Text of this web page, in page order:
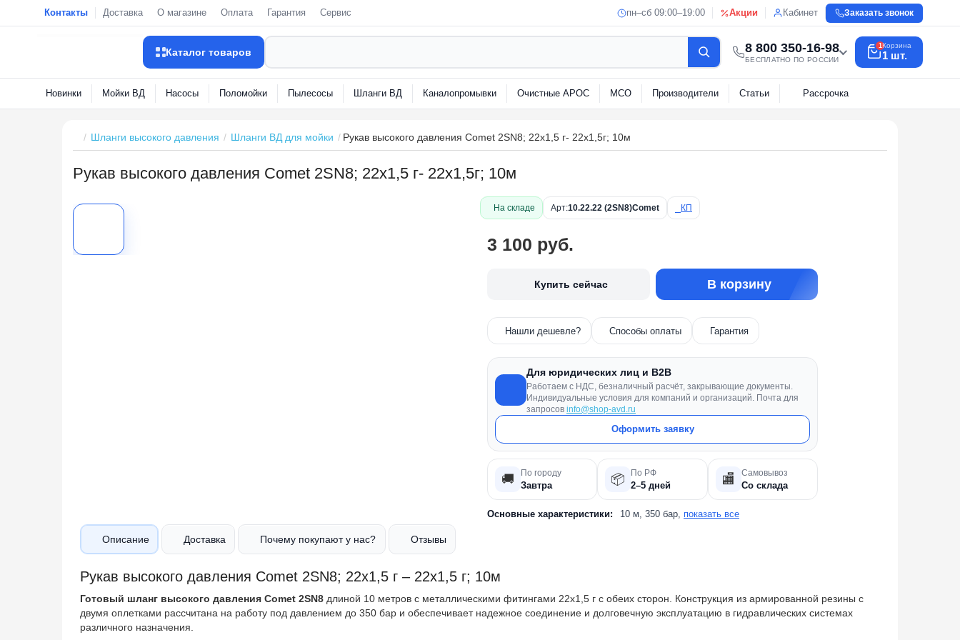
Контакты Доставка О магазине Оплата Гарантия Сервис пн–сб 09:00–19:00 Акции Кабинет Заказать звонок
Каталог товаров 8 800 350-16-98
БЕСПЛАТНО ПО РОССИИ
1 Корзина
1 шт.
Новинки Мойки ВД Насосы Поломойки Пылесосы Шланги ВД Каналопромывки Очистные АРОС МСО Производители Статьи Рассрочка
Шланги высокого давления Шланги ВД для мойки Рукав высокого давления Comet 2SN8; 22х1,5 г- 22х1,5г; 10м
Рукав высокого давления Comet 2SN8; 22х1,5 г- 22х1,5г; 10м
На складе Арт:10.22.22 (2SN8)Comet
3 100 руб.
Купить сейчас В корзину
Нашли дешевле? Способы оплаты Гарантия
Для юридических лиц и B2B
Работаем с НДС, безналичный расчёт, закрывающие документы.
Индивидуальные условия для компаний и организаций. Почта для
запросовinfo@shop-avd.ru
Оформить заявку
🚚 По городу
Завтра 📦 По РФ
2–5 дней 🏬 Самовывоз
Со склада
Основные характеристики: 10 м, 350 бар,показать все
Описание Доставка Почему покупают у нас? Отзывы
Рукав высокого давления Comet 2SN8; 22х1,5 г – 22х1,5 г; 10м
Готовый шланг высокого давления Comet 2SN8длиной 10 метров с металлическими фитингами 22х1,5 г с обеих сторон. Конструкция из армированной резины
с двумя оплетками рассчитана на работу под давлением до 350 бар и обеспечивает надежное соединение и долговечную эксплуатацию в гидравлических системах
различного назначения.